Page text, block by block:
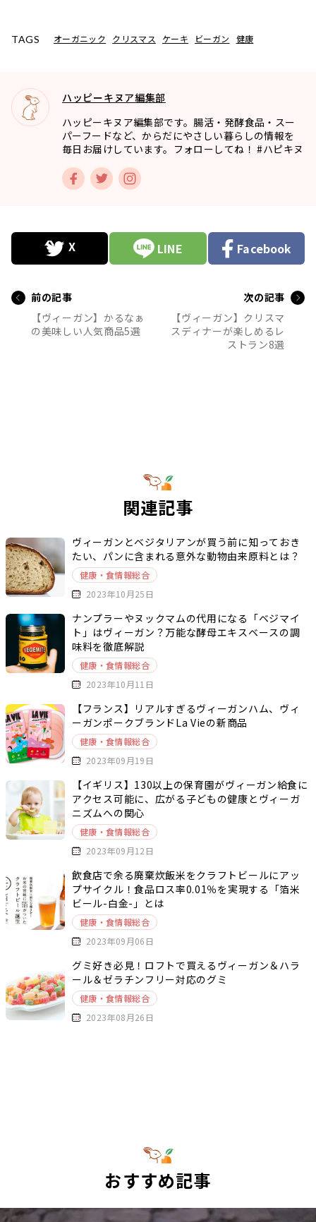
TAGS オーガニック クリスマス ケーキ ビーガン 健康
ハッピーキヌア編集部
ハッピーキヌア編集部です。腸活・発酵食品・スー
パーフードなど、からだにやさしい暮らしの情報を
毎日お届けしています。フォローしてね！ #ハピキヌ
LINE Facebook
前の記事
【ヴィーガン】かるなぁ
の美味しい人気商品5選
次の記事
【ヴィーガン】クリスマ
スディナーが楽しめるレ
ストラン8選
関連記事
ヴィーガンとベジタリアンが買う前に知っておき
たい、パンに含まれる意外な動物由来原料とは？
健康・食情報総合
2023年10月25日
ナンプラーやヌックマムの代用になる「ベジマイ
ト」はヴィーガン？万能な酵母エキスベースの調
味料を徹底解説
健康・食情報総合
2023年10月11日
【フランス】リアルすぎるヴィーガンハム、ヴィ
ーガンポークブランドLa Vieの新商品
健康・食情報総合
2023年09月19日
【イギリス】130以上の保育園がヴィーガン給食に
アクセス可能に、広がる子どもの健康とヴィーガ
ニズムへの関心
健康・食情報総合
2023年09月12日
飲食店で余る廃棄炊飯米をクラフトビールにアッ
プサイクル！食品ロス率0.01％を実現する「箔米
ビール-白金-」とは
健康・食情報総合
2023年09月06日
グミ好き必見！ロフトで買えるヴィーガン＆ハラ
ール＆ゼラチンフリー対応のグミ
健康・食情報総合
2023年08月26日
おすすめ記事